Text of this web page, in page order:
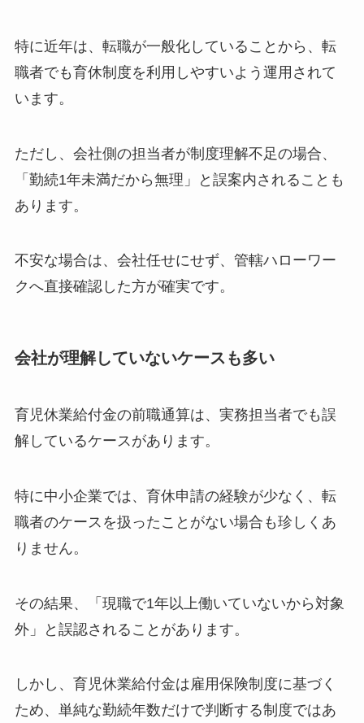
特に近年は、転職が一般化していることから、転
職者でも育休制度を利用しやすいよう運用されて
います。
ただし、会社側の担当者が制度理解不足の場合、
「勤続1年未満だから無理」と誤案内されることも
あります。
不安な場合は、会社任せにせず、管轄ハローワー
クへ直接確認した方が確実です。
会社が理解していないケースも多い
育児休業給付金の前職通算は、実務担当者でも誤
解しているケースがあります。
特に中小企業では、育休申請の経験が少なく、転
職者のケースを扱ったことがない場合も珍しくあ
りません。
その結果、「現職で1年以上働いていないから対象
外」と誤認されることがあります。
しかし、育児休業給付金は雇用保険制度に基づく
ため、単純な勤続年数だけで判断する制度ではあ